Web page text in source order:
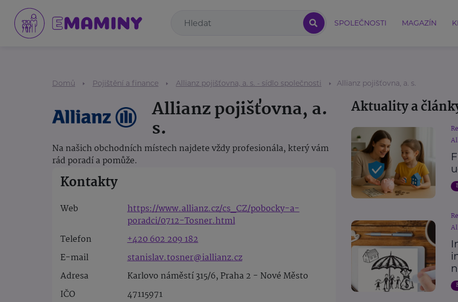
SPOLEČNOSTI MAGAZÍN
Domů Pojištění a finance Allianz pojišťovna, a. s. - sídlo společnosti Allianz pojišťovna, a. s.
Allianz pojišťovna, a.
s.
Na našich obchodních místech najdete vždy profesionála, který vám
rád poradí a pomůže.
Kontakty
Web
https://www.allianz.cz/cs_CZ/pobocky-a-
poradci/0712-Tosner.html
Telefon
+420 602 209 182
E-mail
stanislav.tosner@iallianz.cz
Adresa
Karlovo náměstí 315/6, Praha 2 - Nové Město
IČO
47115971
Aktuality a